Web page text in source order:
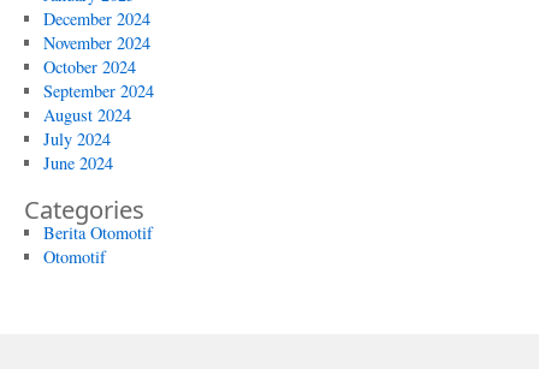
December 2024
November 2024
October 2024
September 2024
August 2024
July 2024
June 2024
Categories
Berita Otomotif
Otomotif